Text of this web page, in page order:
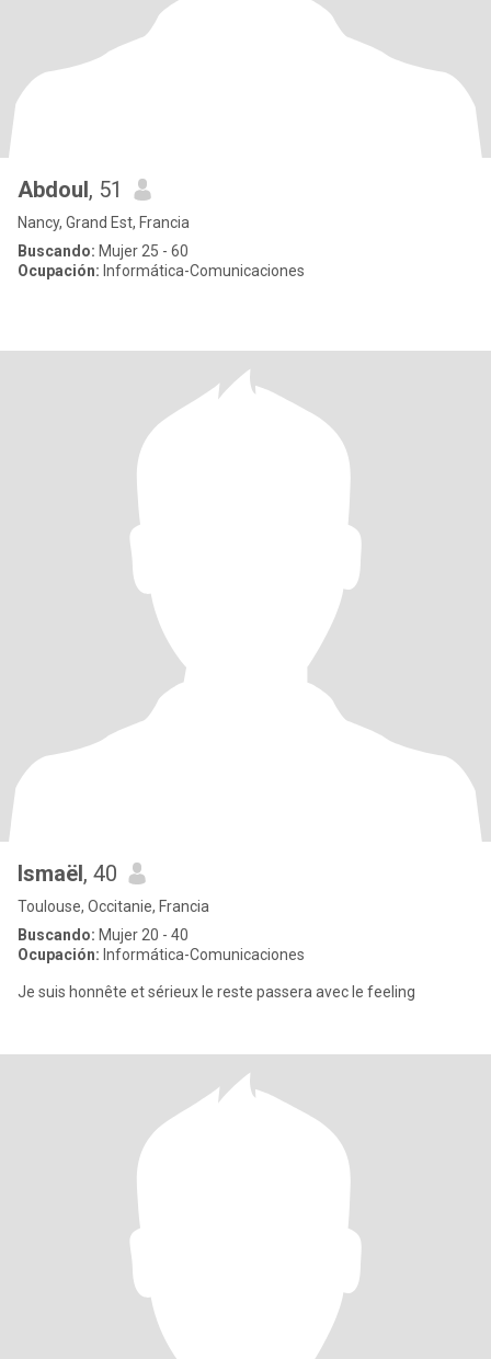
Abdoul, 51
Nancy, Grand Est, Francia
Buscando: Mujer 25 - 60
Ocupación: Informática-Comunicaciones
Ismaël, 40
Toulouse, Occitanie, Francia
Buscando: Mujer 20 - 40
Ocupación: Informática-Comunicaciones
Je suis honnête et sérieux le reste passera avec le feeling